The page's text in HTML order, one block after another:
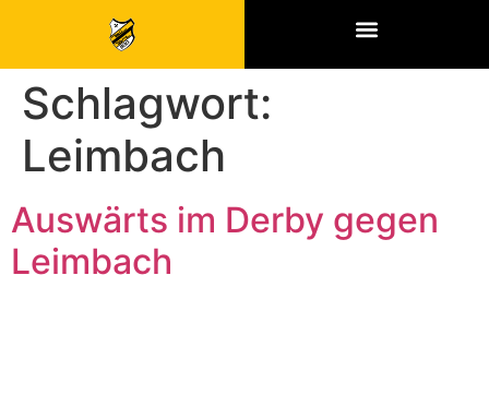
Schlagwort:
Leimbach
Auswärts im Derby gegen
Leimbach